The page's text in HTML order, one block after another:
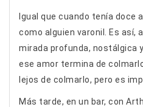
Igual que cuando tenía doce
como alguien varonil. Es así,
mirada profunda, nostálgica
ese amor termina de
lejos de colmarlo, pero es
Más tarde, en un bar, con